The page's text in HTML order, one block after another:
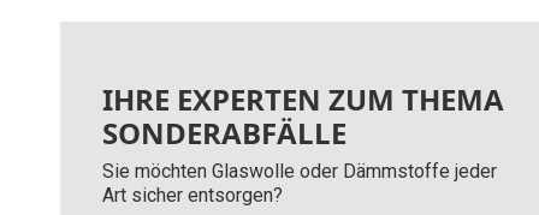
IHRE EXPERTEN ZUM THEMA
SONDERABFÄLLE
Sie möchten Glaswolle oder Dämmstoffe jeder
Art sicher entsorgen?